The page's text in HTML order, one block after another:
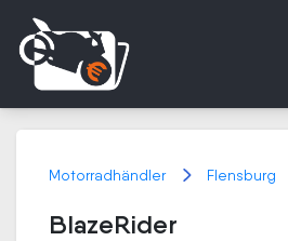
Motorradhändler Flensburg
BlazeRider